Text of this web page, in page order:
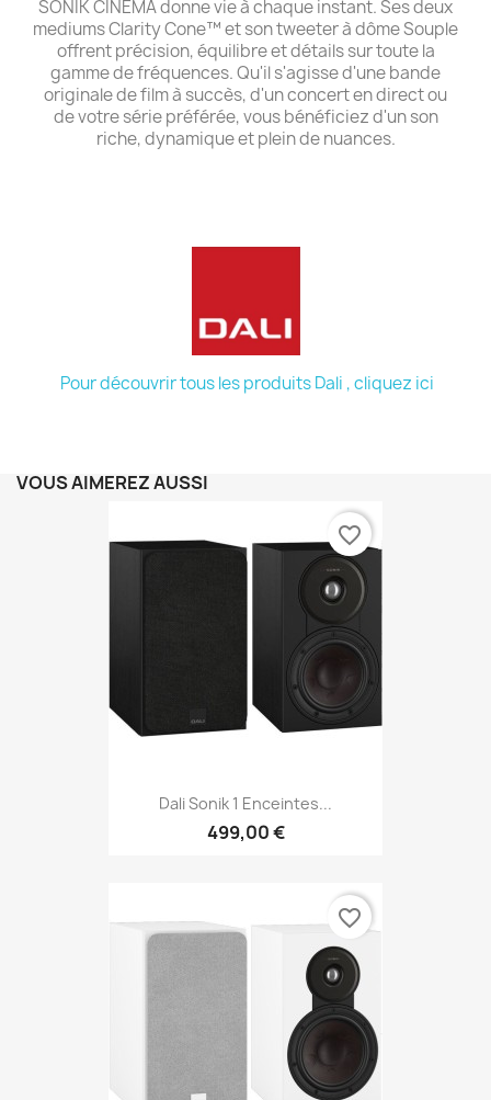
SONIK CINEMA donne vie à chaque instant. Ses deux
mediums Clarity Cone™ et son tweeter à dôme Souple
offrent précision, équilibre et détails sur toute la
gamme de fréquences. Qu'il s'agisse d'une bande
originale de film à succès, d'un concert en direct ou
de votre série préférée, vous bénéficiez d'un son
riche, dynamique et plein de nuances.
Pour découvrir tous les produits Dali , cliquez ici
VOUS AIMEREZ AUSSI
Dali Sonik 1 Enceintes...
499,00 €
favorite_border
favorite_border